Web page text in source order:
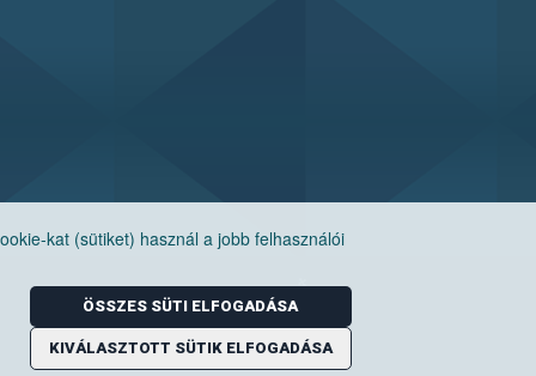
kat (sütiket) használ a jobb felhasználói
ÖSSZES SÜTI ELFOGADÁSA
KIVÁLASZTOTT SÜTIK ELFOGADÁSA